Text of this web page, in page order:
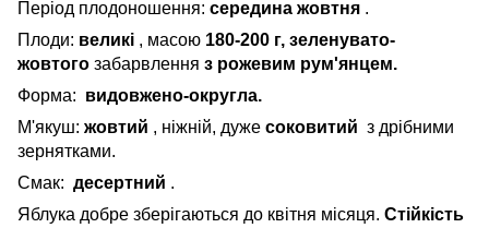
Період плодоношення: середина жовтня .
Плоди: великі , масою 180-200 г, зеленувато-
жовтого забарвлення з рожевим рум'янцем.
Форма: видовжено-округла.
М'якуш: жовтий , ніжній, дуже соковитий з дрібними
зернятками.
Смак: десертний .
Яблука добре зберігаються до квітня місяця. Стійкість